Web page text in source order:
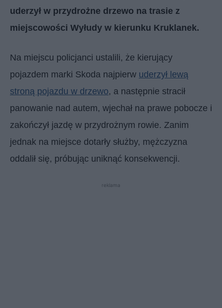
uderzył w przydrożne drzewo na trasie z
miejscowości Wyłudy w kierunku Kruklanek.
Na miejscu policjanci ustalili, że kierujący
pojazdem marki Skoda najpierw uderzył lewą
stroną pojazdu w drzewo, a następnie stracił
panowanie nad autem, wjechał na prawe pobocze i
zakończył jazdę w przydrożnym rowie. Zanim
jednak na miejsce dotarły służby, mężczyzna
oddalił się, próbując uniknąć konsekwencji.
reklama